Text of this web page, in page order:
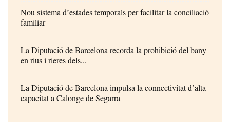
Nou sistema d’estades temporals per facilitar la conciliació
familiar
La Diputació de Barcelona recorda la prohibició del bany
en rius i rieres dels...
La Diputació de Barcelona impulsa la connectivitat d’alta
capacitat a Calonge de Segarra